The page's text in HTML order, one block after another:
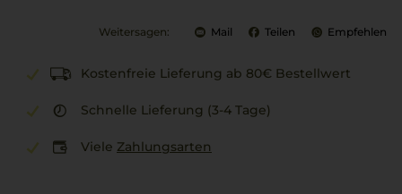
Weitersagen: Mail Teilen Empfehlen
Kostenfreie Lieferung ab 80€ Bestellwert
Schnelle Lieferung (3-4 Tage)
Viele Zahlungsarten